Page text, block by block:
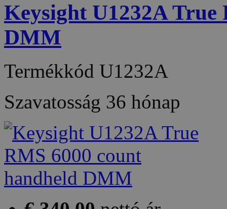
Keysight U1232A True
DMM
Termékkód U1232A
Szavatosság 36 hónap